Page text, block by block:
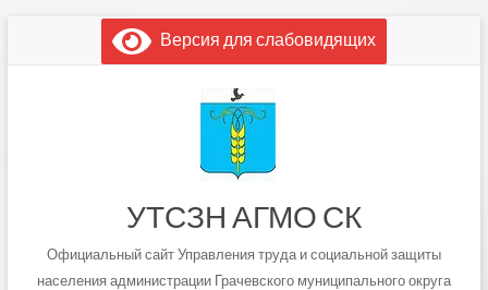
содержимому
Версия для слабовидящих
УТСЗН АГМО СК
Официальный сайт Управления труда и социальной защиты
населения администрации Грачевского муниципального округа